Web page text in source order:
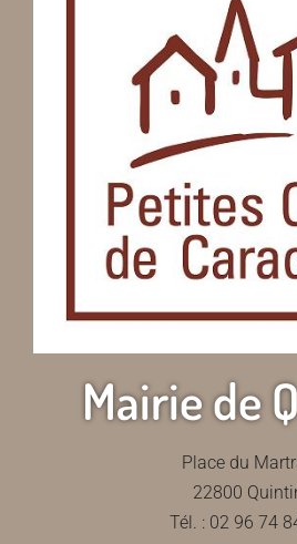
Mairie de
Place du
22800
Tél. : 02 96 74